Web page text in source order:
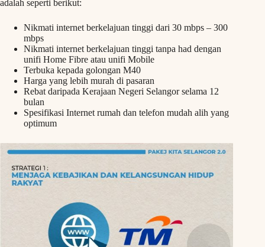
adalah seperti berikut:
Nikmati internet berkelajuan tinggi dari 30 mbps – 300
mbps
Nikmati internet berkelajuan tinggi tanpa had dengan
unifi Home Fibre atau unifi Mobile
Terbuka kepada golongan M40
Harga yang lebih murah di pasaran
Rebat daripada Kerajaan Negeri Selangor selama 12
bulan
Spesifikasi Internet rumah dan telefon mudah alih yang
optimum